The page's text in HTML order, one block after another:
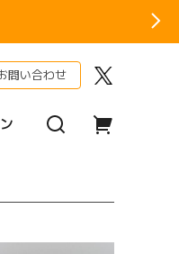
問い合わせ